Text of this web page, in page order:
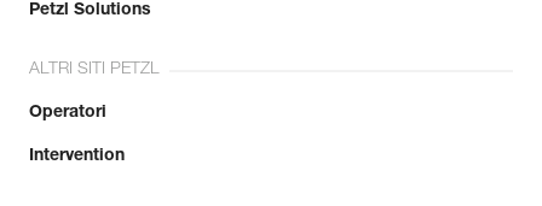
Petzl Solutions
ALTRI SITI PETZL
Operatori
Intervention